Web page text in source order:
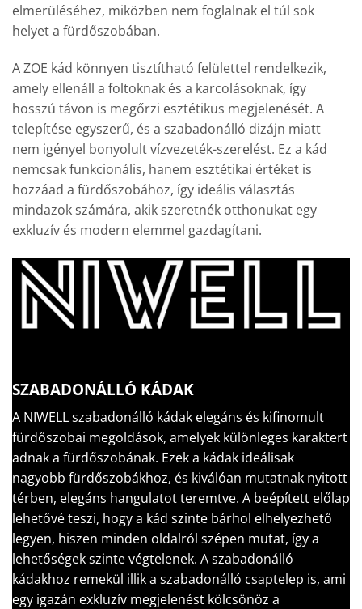
elmerüléséhez, miközben nem foglalnak el túl sok
helyet a fürdőszobában.
A ZOE kád könnyen tisztítható felülettel rendelkezik,
amely ellenáll a foltoknak és a karcolásoknak, így
hosszú távon is megőrzi esztétikus megjelenését. A
telepítése egyszerű, és a szabadonálló dizájn miatt
nem igényel bonyolult vízvezeték-szerelést. Ez a kád
nemcsak funkcionális, hanem esztétikai értéket is
hozzáad a fürdőszobához, így ideális választás
mindazok számára, akik szeretnék otthonukat egy
exkluzív és modern elemmel gazdagítani.
SZABADONÁLLÓ KÁDAK
A NIWELL szabadonálló kádak elegáns és kifinomult
fürdőszobai megoldások, amelyek különleges karaktert
adnak a fürdőszobának. Ezek a kádak ideálisak
nagyobb fürdőszobákhoz, és kiválóan mutatnak nyitott
térben, elegáns hangulatot teremtve. A beépített előlap
lehetővé teszi, hogy a kád szinte bárhol elhelyezhető
legyen, hiszen minden oldalról szépen mutat, így a
lehetőségek szinte végtelenek. A szabadonálló
kádakhoz remekül illik a szabadonálló csaptelep is, ami
egy igazán exkluzív megjelenést kölcsönöz a